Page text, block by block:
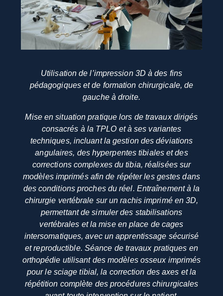
Utilisation de l’impression 3D à des fins
pédagogiques et de formation chirurgicale, de
gauche à droite.
Mise en situation pratique lors de travaux dirigés
consacrés à la TPLO et à ses variantes
techniques, incluant la gestion des déviations
angulaires, des hyperpentes tibiales et des
corrections complexes du tibia, réalisées sur
modèles imprimés afin de répéter les gestes dans
des conditions proches du réel. Entraînement à la
chirurgie vertébrale sur un rachis imprimé en 3D,
permettant de simuler des stabilisations
vertébrales et la mise en place de cages
intersomatiques, avec un apprentissage sécurisé
et reproductible. Séance de travaux pratiques en
orthopédie utilisant des modèles osseux imprimés
pour le sciage tibial, la correction des axes et la
répétition complète des procédures chirurgicales